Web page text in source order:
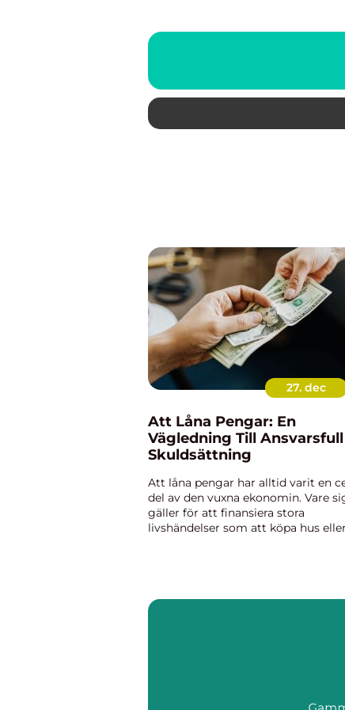
27. dec
Att Låna Pengar: En
Vägledning Till Ansvarsfull
Skuldsättning
Att låna pengar har alltid varit en
del av den vuxna ekonomin. Vare
gäller för att finansiera stora
livshändelser som att köpa hus